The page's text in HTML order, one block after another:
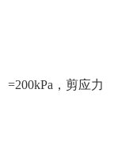
=200kPa，剪应力